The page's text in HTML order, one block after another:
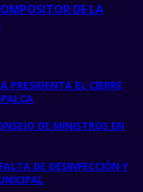
DE LA
PRESIDENTA EL CIERRE
DE MINISTROS EN
DE DESINFECCIÓN Y